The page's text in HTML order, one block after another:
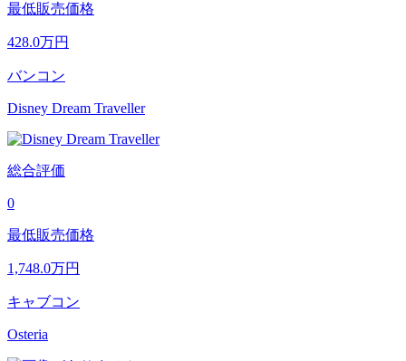
最低販売価格
428.0万円
バンコン
Disney Dream Traveller
総合評価
0
最低販売価格
1,748.0万円
キャブコン
Osteria